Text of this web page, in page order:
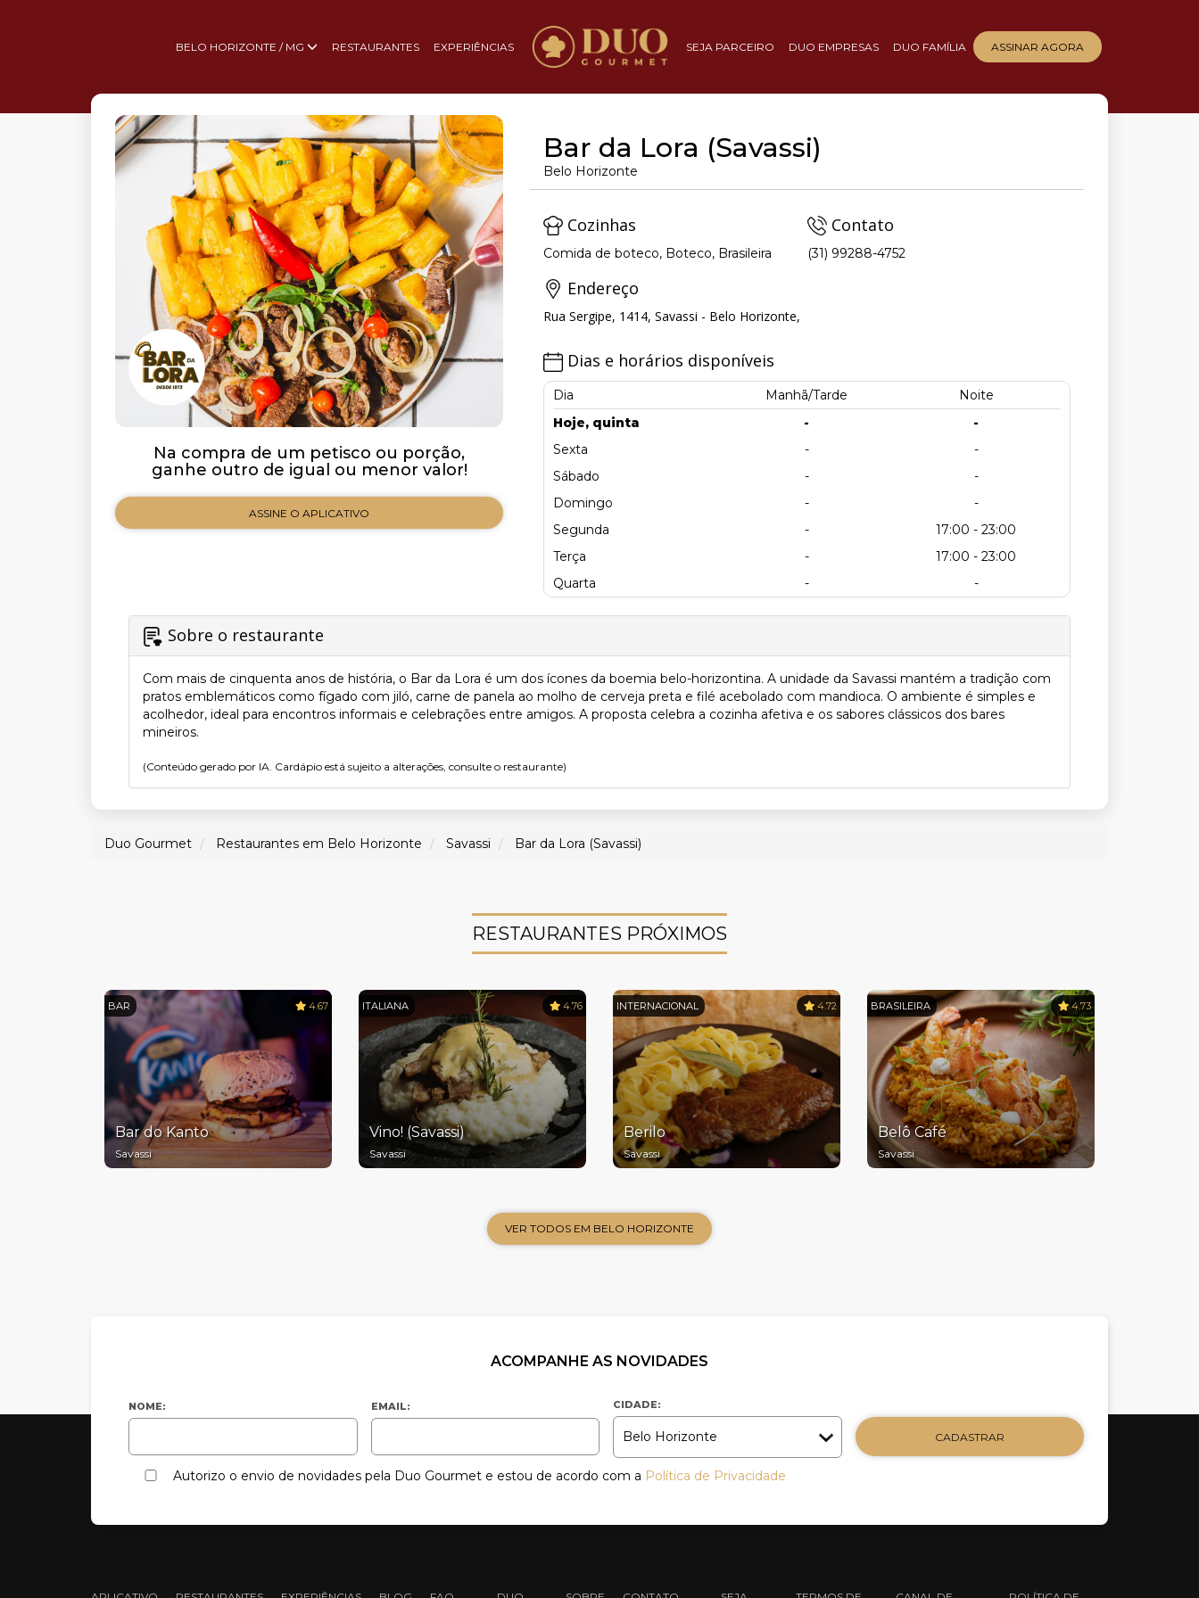
BELO HORIZONTE / MG RESTAURANTES EXPERIÊNCIAS SEJA PARCEIRO DUO EMPRESAS DUO FAMÍLIA ASSINAR AGORA
Na compra de um petisco ou porção,
ganhe outro de igual ou menor valor!
ASSINE O APLICATIVO
Bar da Lora (Savassi)
Belo Horizonte
Cozinhas
Comida de boteco, Boteco, Brasileira
Contato
(31) 99288-4752
Endereço
Rua Sergipe, 1414, Savassi - Belo Horizonte,
Dias e horários disponíveis
Dia Manhã/Tarde
Noite
Hoje, quinta
-
-
Sexta
-
-
Sábado
-
-
Domingo
-
-
Segunda
-
17:00 - 23:00
Terça
-
17:00 - 23:00
Quarta
- -
Sobre o restaurante
Com mais de cinquenta anos de história, o Bar da Lora é um dos ícones da boemia belo-horizontina. A unidade da Savassi mantém a tradição com
pratos emblemáticos como fígado com jiló, carne de panela ao molho de cerveja preta e filé acebolado com mandioca. O ambiente é simples e
acolhedor, ideal para encontros informais e celebrações entre amigos. A proposta celebra a cozinha afetiva e os sabores clássicos dos bares
mineiros.
(Conteúdo gerado por IA. Cardápio está sujeito a alterações, consulte o restaurante)
Duo Gourmet Restaurantes em Belo Horizonte Savassi Bar da Lora (Savassi)
RESTAURANTES PRÓXIMOS
BAR 4.67
Bar do Kanto
Savassi
ITALIANA 4.76
Vino! (Savassi)
Savassi
INTERNACIONAL 4.72
Berilo
Savassi
BRASILEIRA 4.73
Belô Café
Savassi
VER TODOS EM BELO HORIZONTE
ACOMPANHE AS NOVIDADES
NOME: EMAIL: CIDADE:
CADASTRAR
Autorizo o envio de novidades pela Duo Gourmet e estou de acordo com a Política de Privacidade